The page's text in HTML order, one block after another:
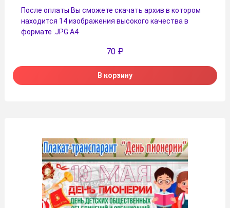
После оплаты Вы сможете скачать архив в котором
находится 14 изображения высокого качества в
формате .JPG А4
70 ₽
В корзину